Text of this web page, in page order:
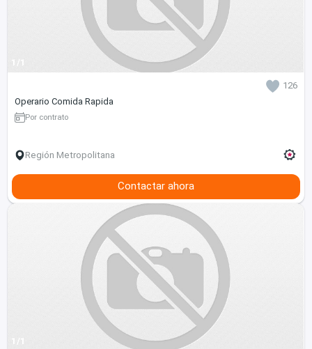
1/1
126
Operario Comida Rapida
Por contrato
Región Metropolitana
Contactar ahora
1/1